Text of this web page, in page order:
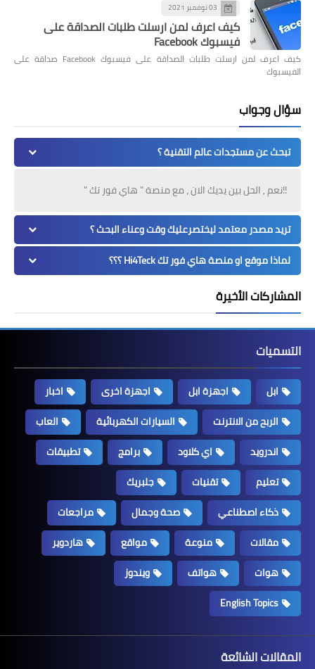
03 نوفمبر 2021
كيف اعرف لمن ارسلت طلبات الصداقة على
فيسبوك Facebook
كيف اعرف لمن ارسلت طلبات الصداقة على فيسبوك Facebook صداقة على
الفيسبوك
سؤال وجواب
تبحث عن مستجدات عالم التقنية ؟
!!نعم , الحل بين يديك الان ، مع منصة " هاي فور تك "
تريد مصدر معتمد ليختصرعليك وقت وعناء البحث ؟
لماذا موقع او منصة هاي فور تك Hi4Teck ؟؟؟
المشاركات الأخيرة
التسميات
ابل اجهزة ابل اجهزة اخرى
اخبار
الربح من الانترنت
السيارات الكهربائية
العاب
اندرويد
اي كلاود برامج
تطبيقات
تعليم
تقنيات
جلبريك
ذكاء اصطناعي
صحة وجمال
مراجعات
مقالات
منوعة مواقع
هاردوير
هوات
هواتف
ويندوز
English Topics
المقالات الشائعة